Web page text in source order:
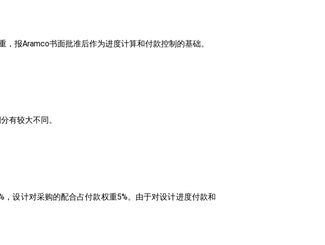
报Aramco书面批准后作为进度计算和付款控制的基础。
有较大不同。
设计对采购的配合占付款权重5%。由于对设计进度付款和